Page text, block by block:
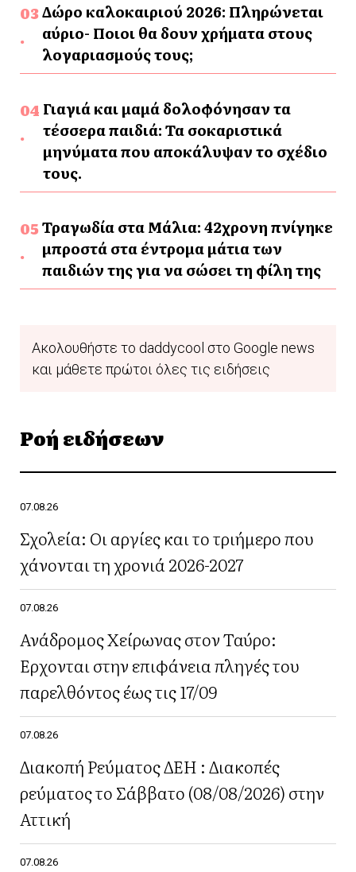
Δώρο καλοκαιριού 2026: Πληρώνεται
αύριο- Ποιοι θα δουν χρήματα στους
λογαριασμούς τους;
Γιαγιά και μαμά δολοφόνησαν τα
τέσσερα παιδιά: Τα σοκαριστικά
μηνύματα που αποκάλυψαν το σχέδιο
τους.
Τραγωδία στα Μάλια: 42χρονη πνίγηκε
μπροστά στα έντρομα μάτια των
παιδιών της για να σώσει τη φίλη της
Ακολουθήστε το daddycool στο Google news
και μάθετε πρώτοι όλες τις ειδήσεις
Ροή ειδήσεων
07.08.26
Σχολεία: Οι αργίες και το τριήμερο που
χάνονται τη χρονιά 2026-2027
07.08.26
Ανάδρομος Χείρωνας στον Ταύρο:
Έρχονται στην επιφάνεια πληγές του
παρελθόντος έως τις 17/09
07.08.26
Διακοπή Ρεύματος ΔΕΗ : Διακοπές
ρεύματος το Σάββατο (08/08/2026) στην
Αττική
07.08.26